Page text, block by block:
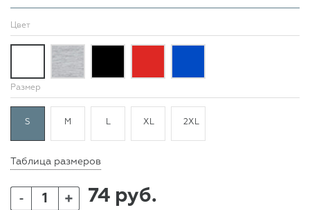
Цвет
Размер
S M L XL 2XL
Таблица размеров
- + 74 руб.